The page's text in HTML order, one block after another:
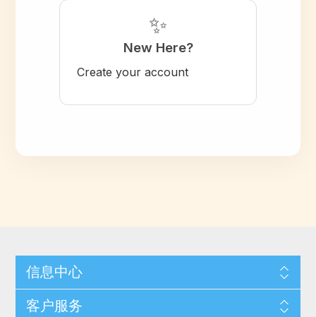
✨
New Here?
Create your account
信息中心
客户服务